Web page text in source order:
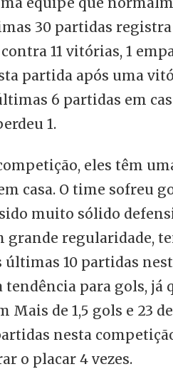
30 partidas
11 vitórias, 1
partida após uma
6 partidas em
1.
eles têm
casa. O time sofreu
muito sólido
grande regularidade,
últimas 10 partidas
para gols, já
Mais de 1,5 gols e 23
nesta
o placar 4 vezes.